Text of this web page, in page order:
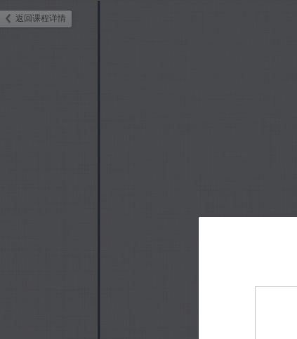
返回课程详情